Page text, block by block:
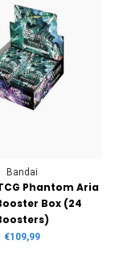
Bandai
Phantom Aria
Box (24
€109,99